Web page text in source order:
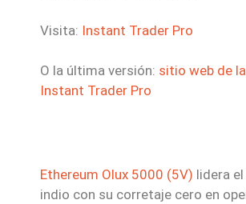
Visita: Instant Trader Pro
O la última versión: sitio web de
Instant Trader Pro
Ethereum Olux 5000 (5V) lidera
indio con su corretaje cero en